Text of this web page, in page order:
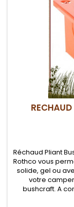
Réchaud Pliant
Rothco vous
solide, gel ou
votre
bushcraft. A